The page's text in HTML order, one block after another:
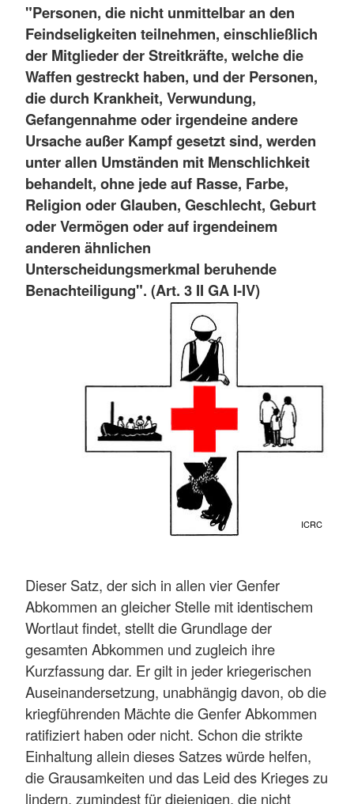
"Personen, die nicht unmittelbar an den
Feindseligkeiten teilnehmen, einschließlich
der Mitglieder der Streitkräfte, welche die
Waffen gestreckt haben, und der Personen,
die durch Krankheit, Verwundung,
Gefangennahme oder irgendeine andere
Ursache außer Kampf gesetzt sind, werden
unter allen Umständen mit Menschlichkeit
behandelt, ohne jede auf Rasse, Farbe,
Religion oder Glauben, Geschlecht, Geburt
oder Vermögen oder auf irgendeinem
anderen ähnlichen
Unterscheidungsmerkmal beruhende
Benachteiligung". (Art. 3 II GA I-IV)
ICRC
Dieser Satz, der sich in allen vier Genfer
Abkommen an gleicher Stelle mit identischem
Wortlaut findet, stellt die Grundlage der
gesamten Abkommen und zugleich ihre
Kurzfassung dar. Er gilt in jeder kriegerischen
Auseinandersetzung, unabhängig davon, ob die
kriegführenden Mächte die Genfer Abkommen
ratifiziert haben oder nicht. Schon die strikte
Einhaltung allein dieses Satzes würde helfen,
die Grausamkeiten und das Leid des Krieges zu
lindern, zumindest für diejenigen, die nicht